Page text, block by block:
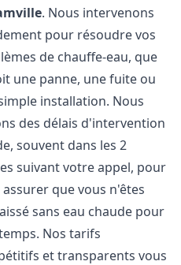
. Nous intervenons
pour résoudre vos
de chauffe-eau, que
une panne, une fuite ou
installation. Nous
des délais d'intervention
souvent dans les 2
suivant votre appel, pour
assurer que vous n'êtes
sans eau chaude pour
Nos tarifs
et transparents vous